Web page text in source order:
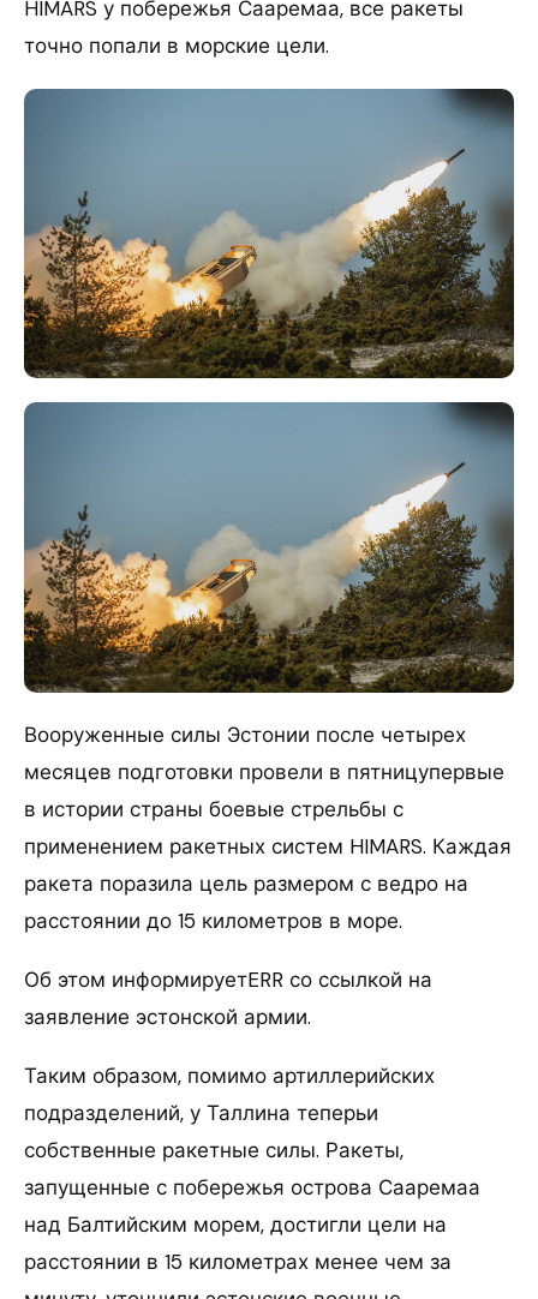
HIMARS у побережья Сааремаа, все ракеты
точно попали в морские цели.
Вооруженные силы Эстонии после четырех
месяцев подготовки провели в пятницупервые
в истории страны боевые стрельбы с
применением ракетных систем HIMARS. Каждая
ракета поразила цель размером с ведро на
расстоянии до 15 километров в море.
Об этом информируетERR со ссылкой на
заявление эстонской армии.
Таким образом, помимо артиллерийских
подразделений, у Таллина теперьи
собственные ракетные силы. Ракеты,
запущенные с побережья острова Сааремаа
над Балтийским морем, достигли цели на
расстоянии в 15 километрах менее чем за